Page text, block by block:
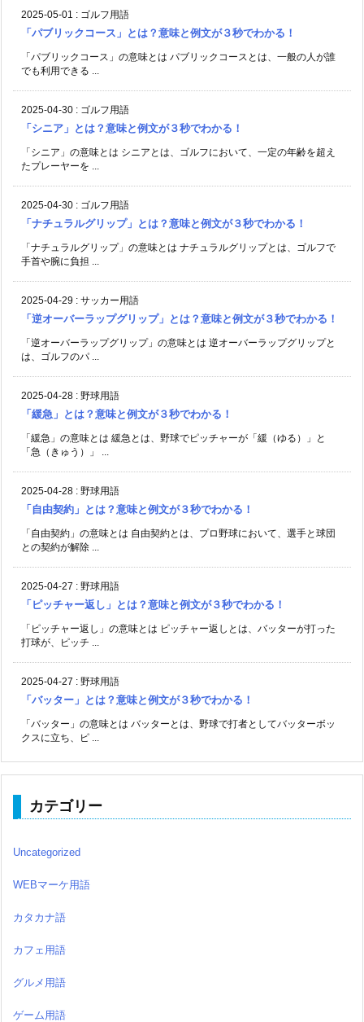
2025-05-01 : ゴルフ用語
「パブリックコース」とは？意味と例文が３秒でわかる！
「パブリックコース」の意味とは パブリックコースとは、一般の人が誰
でも利用できる ...
2025-04-30 : ゴルフ用語
「シニア」とは？意味と例文が３秒でわかる！
「シニア」の意味とは シニアとは、ゴルフにおいて、一定の年齢を超え
たプレーヤーを ...
2025-04-30 : ゴルフ用語
「ナチュラルグリップ」とは？意味と例文が３秒でわかる！
「ナチュラルグリップ」の意味とは ナチュラルグリップとは、ゴルフで
手首や腕に負担 ...
2025-04-29 : サッカー用語
「逆オーバーラップグリップ」とは？意味と例文が３秒でわかる！
「逆オーバーラップグリップ」の意味とは 逆オーバーラップグリップと
は、ゴルフのパ ...
2025-04-28 : 野球用語
「緩急」とは？意味と例文が３秒でわかる！
「緩急」の意味とは 緩急とは、野球でピッチャーが「緩（ゆる）」と
「急（きゅう）」 ...
2025-04-28 : 野球用語
「自由契約」とは？意味と例文が３秒でわかる！
「自由契約」の意味とは 自由契約とは、プロ野球において、選手と球団
との契約が解除 ...
2025-04-27 : 野球用語
「ピッチャー返し」とは？意味と例文が３秒でわかる！
「ピッチャー返し」の意味とは ピッチャー返しとは、バッターが打った
打球が、ピッチ ...
2025-04-27 : 野球用語
「バッター」とは？意味と例文が３秒でわかる！
「バッター」の意味とは バッターとは、野球で打者としてバッターボッ
クスに立ち、ピ ...
カテゴリー
Uncategorized
WEBマーケ用語
カタカナ語
カフェ用語
グルメ用語
ゲーム用語